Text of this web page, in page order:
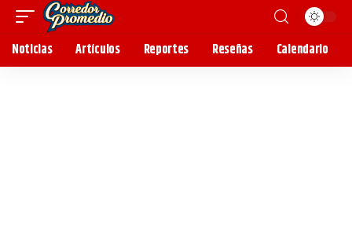
Noticias Artículos Reportes Reseñas Calendario